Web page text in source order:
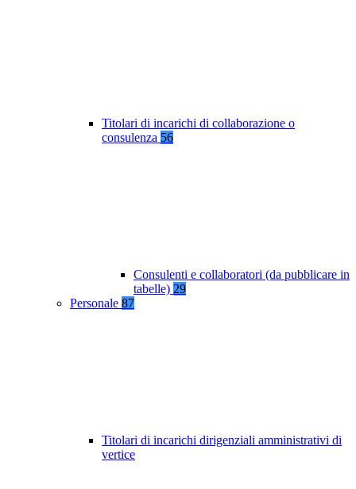
Titolari di incarichi di collaborazione o
consulenza 56
Consulenti e collaboratori (da pubblicare in
tabelle) 29
Personale 87
Titolari di incarichi dirigenziali amministrativi di
vertice